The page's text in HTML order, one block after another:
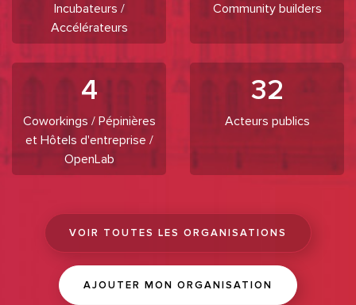
Incubateurs /
Accélérateurs
Community builders
4
Coworkings / Pépinières
et Hôtels d'entreprise /
OpenLab
32
Acteurs publics
VOIR TOUTES LES ORGANISATIONS
AJOUTER MON ORGANISATION